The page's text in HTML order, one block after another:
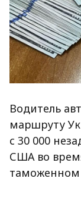
Водитель
маршруту
с 30 000
США во
таможенном